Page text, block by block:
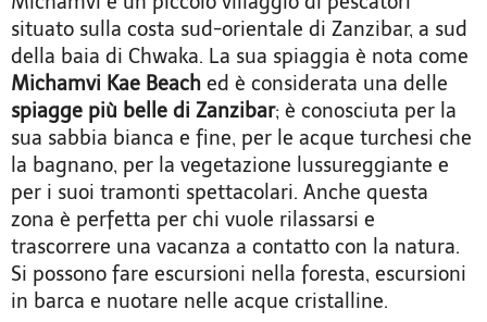
situato sulla costa sud-orientale di Zanzibar, a sud
della baia di Chwaka. La sua spiaggia è nota come
Michamvi Kae Beach ed è considerata una delle
spiagge più belle di Zanzibar; è conosciuta per la
sua sabbia bianca e fine, per le acque turchesi che
la bagnano, per la vegetazione lussureggiante e
per i suoi tramonti spettacolari. Anche questa
zona è perfetta per chi vuole rilassarsi e
trascorrere una vacanza a contatto con la natura.
Si possono fare escursioni nella foresta, escursioni
in barca e nuotare nelle acque cristalline.